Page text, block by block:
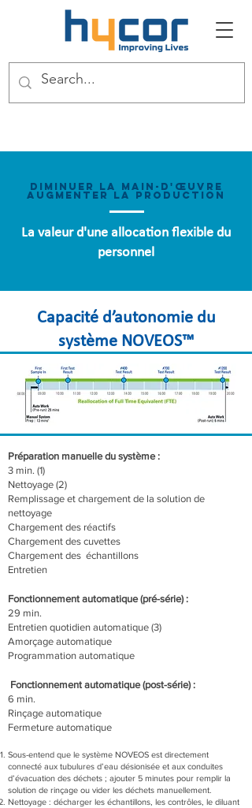
Diminuer la main-d'œuvre
Augmenter la production
La valeur d'une allocation flexible du
personnel
Capacité d’autonomie du
système NOVEOS™
Préparation manuelle du système :
3 min. (1)
Nettoyage (2)
Remplissage et chargement de la solution de
nettoyage
Chargement des réactifs
Chargement des cuvettes
Chargement des échantillons
Entretien
Fonctionnement automatique (pré-série) :
29 min.
Entretien quotidien automatique (3)
Amorçage automatique
Programmation automatique
Fonctionnement automatique (post-série) :
6 min.
Rinçage automatique
Fermeture automatique
Sous-entend que le système NOVEOS est directement
connecté aux tubulures d’eau désionisée et aux conduites
d’évacuation des déchets ; ajouter 5 minutes pour remplir la
solution de rinçage ou vider les déchets manuellement.
Nettoyage : décharger les échantillons, les contrôles, le diluant